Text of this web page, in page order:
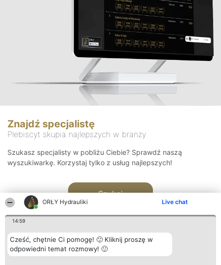
ORŁY Hydrauliki Live chat
14:59
Cześć, chętnie Ci pomogę! 🙂 Kliknij proszę w
odpowiedni temat rozmowy! 🙂
Znajdź specjalistę
Plebiscyt skupia najlepszych w branży
Szukasz specjalisty w pobliżu Ciebie? Sprawdź naszą
wyszukiwarkę. Korzystaj tylko z usług najlepszych!
Szukaj